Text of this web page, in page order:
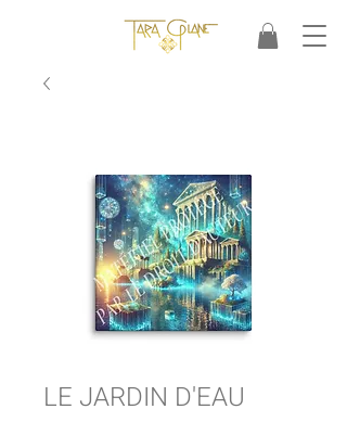
LE JARDIN D'EAU